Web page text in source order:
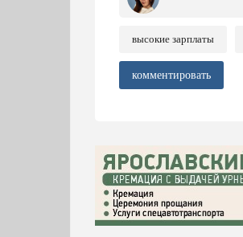
высокие зарплаты
комментировать